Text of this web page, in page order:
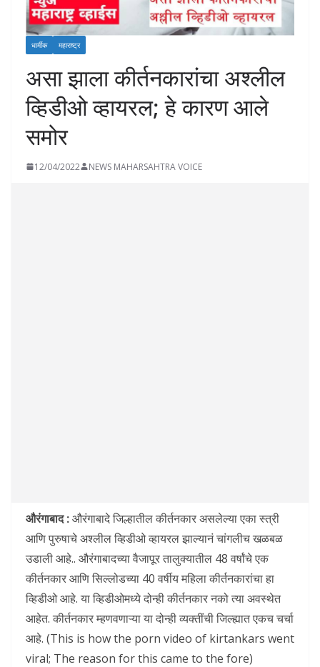
धार्मीक महाराष्ट्र
असा झाला कीर्तनकारांचा अश्लील
व्हिडीओ व्हायरल; हे कारण आले
समोर
12/04/2022 NEWS MAHARSAHTRA VOICE
औरंगाबाद :औरंगाबादे जिल्हातील कीर्तनकार असलेल्या एका स्त्री
आणि पुरुषाचे अश्लील व्हिडीओ व्हायरल झाल्यानं चांगलीच खळबळ
उडाली आहे.. औरंगाबादच्या वैजापूर तालुक्यातील 48 वर्षांचे एक
कीर्तनकार आणि सिल्लोडच्या 40 वर्षीय महिला कीर्तनकारांचा हा
व्हिडीओ आहे. या व्हिडीओमध्ये दोन्ही कीर्तनकार नको त्या अवस्थेत
आहेत. कीर्तनकार म्हणवणाऱ्या या दोन्ही व्यक्तींची जिल्ह्यात एकच चर्चा
आहे. (This is how the porn video of kirtankars went
viral; The reason for this came to the fore)